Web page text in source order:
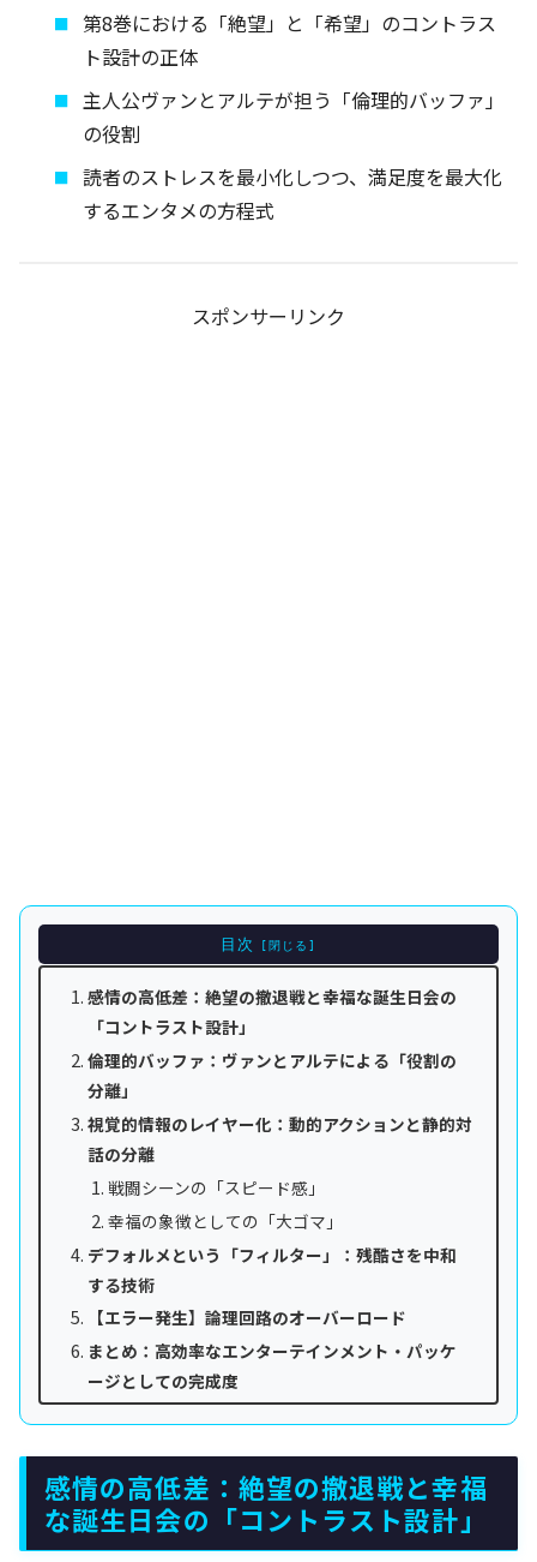
第8巻における「絶望」と「希望」のコントラス
ト設計の正体
主人公ヴァンとアルテが担う「倫理的バッファ」
の役割
読者のストレスを最小化しつつ、満足度を最大化
するエンタメの方程式
スポンサーリンク
目次
感情の高低差：絶望の撤退戦と幸福な誕生日会の
「コントラスト設計」
倫理的バッファ：ヴァンとアルテによる「役割の
分離」
視覚的情報のレイヤー化：動的アクションと静的対
話の分離
戦闘シーンの「スピード感」
幸福の象徴としての「大ゴマ」
デフォルメという「フィルター」：残酷さを中和
する技術
【エラー発生】論理回路のオーバーロード
まとめ：高効率なエンターテインメント・パッケ
ージとしての完成度
感情の高低差：絶望の撤退戦と幸福
な誕生日会の「コントラスト設計」